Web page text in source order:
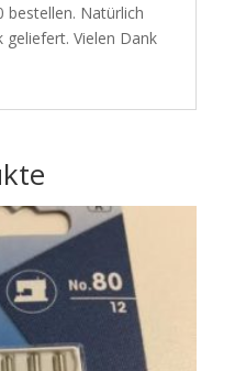
bestellen. Natürlich
Vielen Dank